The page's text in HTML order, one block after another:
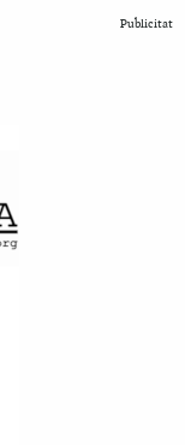
Publicitat